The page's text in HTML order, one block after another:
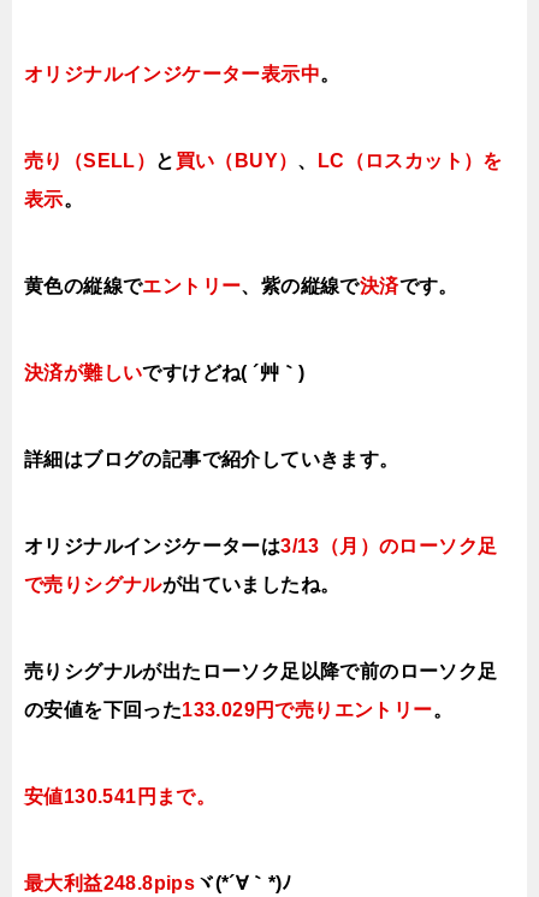
オリジナルインジケーター表示中。
売り（SELL） と 買い（BUY） 、
LC（ロスカット）を
表示。
黄色の縦線でエントリー、紫の縦線で決済です。
決済が難しいですけどね( ´艸｀)
詳細はブログの記事で紹介していきます。
オリジナルインジケーターは3/13（月）のローソク足
で売りシグナルが出ていましたね。
売りシグナルが出たローソク足以降で前のローソク足
の安値を下回った133.029円で売り エントリー。
安値130.541円まで。
最大利益248.8pips ヾ(*´∀｀*)ﾉ